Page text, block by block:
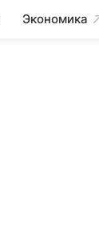
Экономика